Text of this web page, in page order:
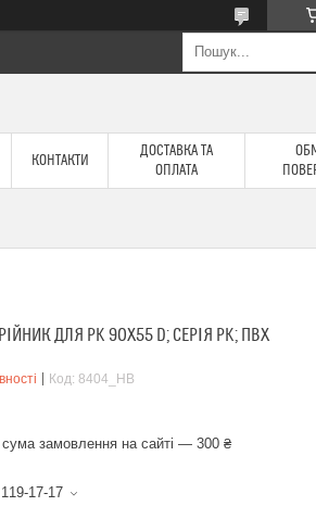
КОНТАКТИ
ДОСТАВКА ТА
ОПЛАТА
ДЛЯ PK 90Х55 D; СЕРІЯ PK; ПВХ
Код: 8404_HB
сума замовлення на сайті — 300 ₴
17-17